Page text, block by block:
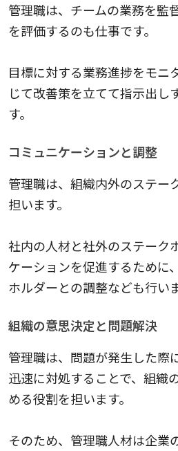
管理職は、チームの業務を監
を評価するのも仕事です。
目標に対する業務進捗をモニ
じて改善策を立てて指示出し
す。
コミュニケーションと調整
管理職は、組織内外のステー
担います。
社内の人材と社外のステーク
ケーションを促進するために
ホルダーとの調整なども行いま
組織の意思決定と問題解決
管理職は、問題が発生した際
迅速に対処することで、組織
める役割を担います。
そのため、管理職人材は企業